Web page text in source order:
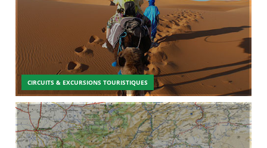
CIRCUITS & EXCURSIONS TOURISTIQUES